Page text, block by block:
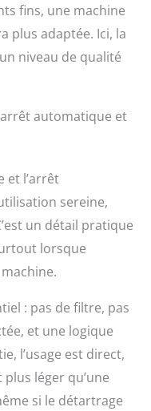
fins, une machine
plus adaptée. Ici, la
niveau de qualité
automatique et
et l’arrêt
sereine,
un détail pratique
lorsque
: pas de filtre, pas
et une logique
l’usage est direct,
léger qu’une
si le détartrage